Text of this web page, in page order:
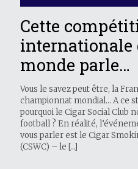
Cette
internationale
monde parle…
Vous le savez peut être, la
championnat mondial… A ce
pourquoi le Cigar Social Club
football ? En réalité,
vous parler est le Cigar
(CSWC) – le […]